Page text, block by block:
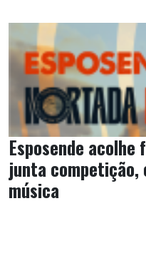
Esposende
junta
música